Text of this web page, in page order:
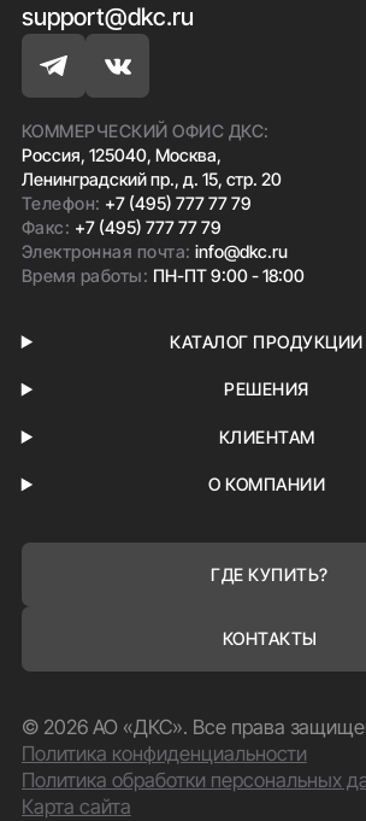
support@dkc.ru
КОММЕРЧЕСКИЙ ОФИС ДКС:
Россия, 125040, Москва,
Ленинградский пр., д. 15, стр. 20
Телефон: +7 (495) 777 77 79
Факс: +7 (495) 777 77 79
Электронная почта:info@dkc.ru
Время работы: ПН-ПТ 9:00 - 18:00
КАТАЛОГ ПРОДУКЦИИ
РЕШЕНИЯ
КЛИЕНТАМ
О КОМПАНИИ
ГДЕ КУПИТЬ?
КОНТАКТЫ
© 2026 АО «ДКС». Все права
Политика конфиденциальности
Политика обработки персональных
Карта сайта